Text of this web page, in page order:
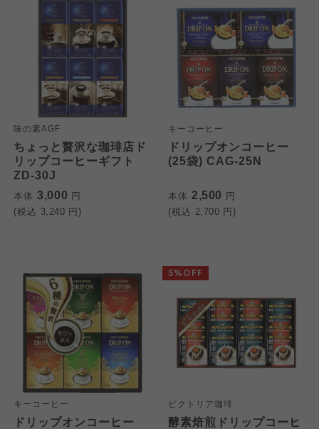
味の素AGF
ちょっと贅沢な珈琲店ド
リップコーヒーギフト
ZD-30J
本体 3,000 円
(税込 3,240 円)
キーコーヒー
ドリップオンコーヒー
(25袋) CAG-25N
本体 2,500 円
(税込 2,700 円)
キーコーヒー
ドリップオンコーヒー
ビクトリア珈琲
酵素焙煎ドリップコーヒ
5%OFF